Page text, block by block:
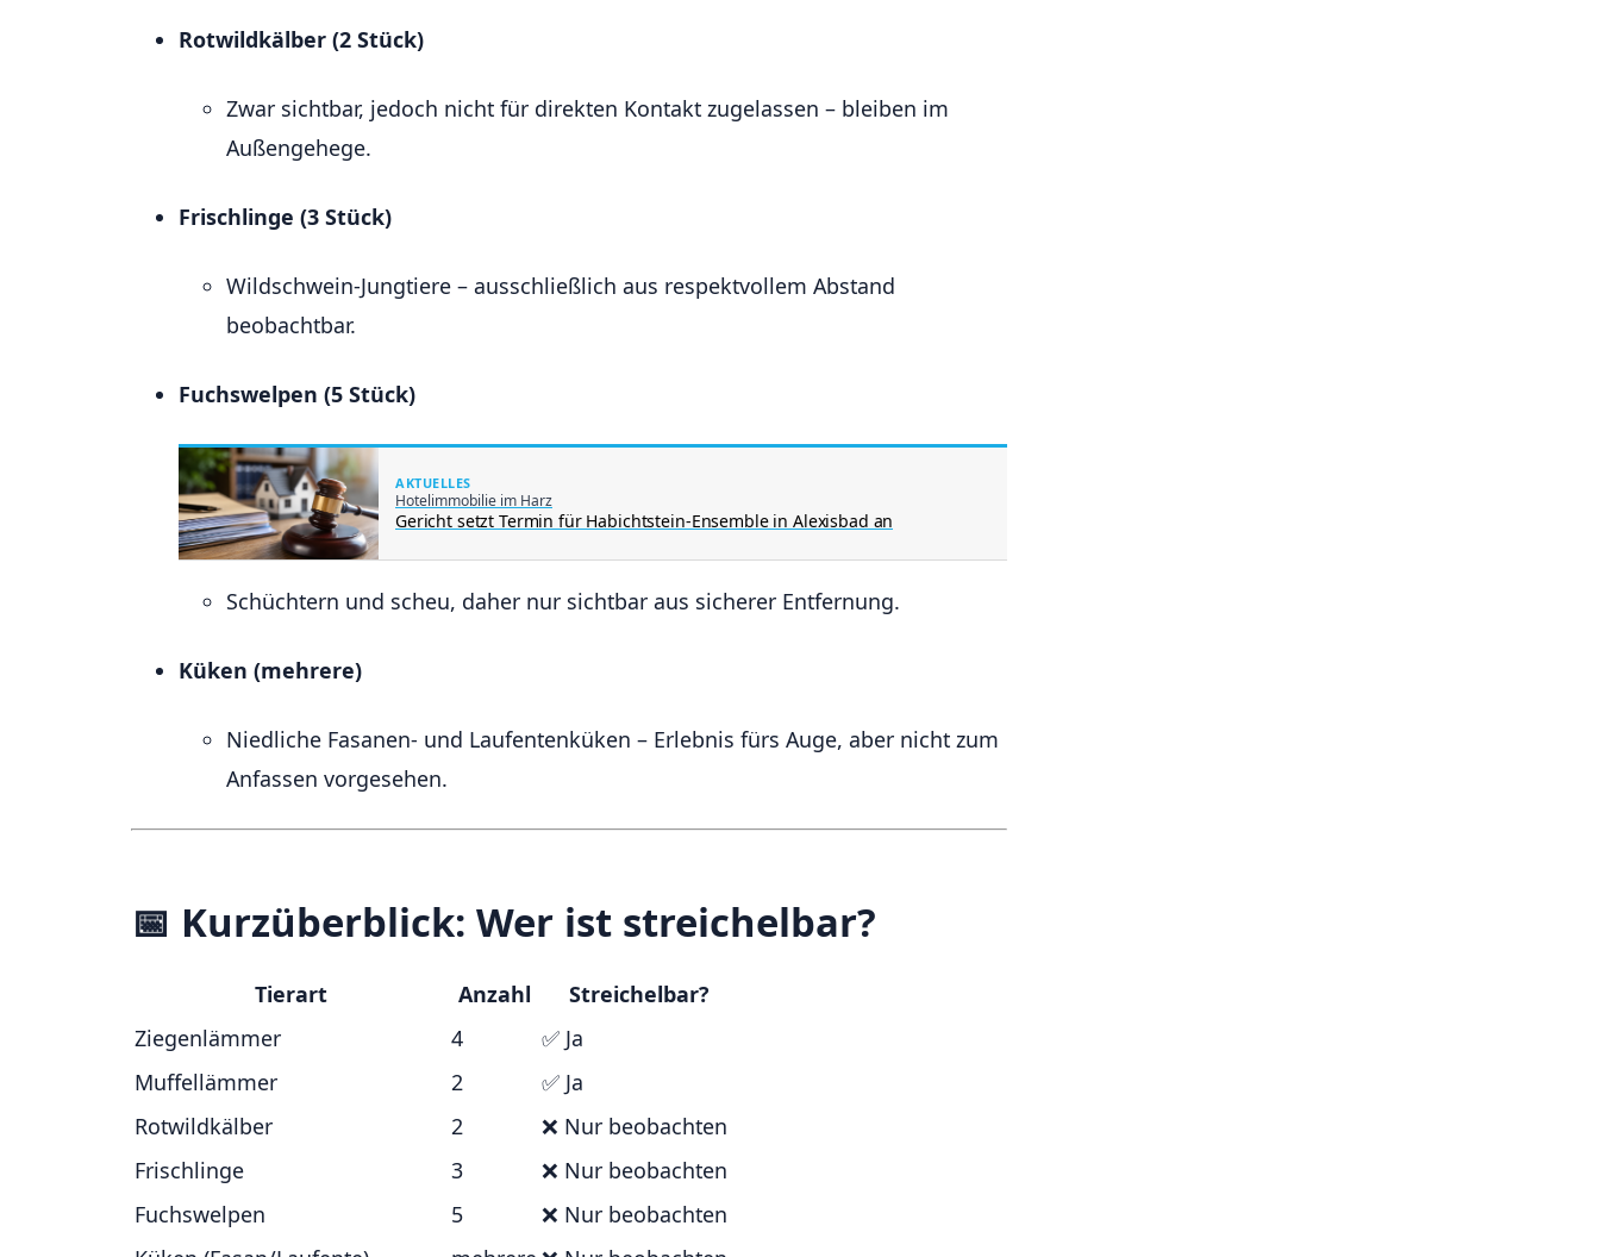
Rotwildkälber (2 Stück)
Zwar sichtbar, jedoch nicht für direkten Kontakt zugelassen – bleiben im
Außengehege.
Frischlinge (3 Stück)
Wildschwein-Jungtiere – ausschließlich aus respektvollem Abstand
beobachtbar.
Fuchswelpen (5 Stück)
AKTUELLES
Hotelimmobilie im Harz
Gericht setzt Termin für Habichtstein-Ensemble in Alexisbad an
Schüchtern und scheu, daher nur sichtbar aus sicherer Entfernung.
Küken (mehrere)
Niedliche Fasanen- und Laufentenküken – Erlebnis fürs Auge, aber nicht zum
Anfassen vorgesehen.
📅 Kurzüberblick: Wer ist streichelbar?
Tierart Anzahl
Streichelbar?
Ziegenlämmer
4
✅ Ja
Muffellämmer
2
✅ Ja
Rotwildkälber
2
❌ Nur beobachten
Frischlinge
3
❌ Nur beobachten
Fuchswelpen
5
❌ Nur beobachten